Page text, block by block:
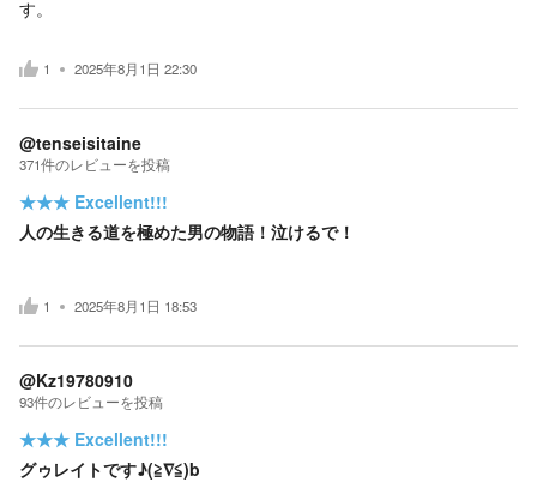
す。
1 2025年8月1日 22:30
@tenseisitaine
371件のレビューを投稿
★★★ Excellent!!!
人の生きる道を極めた男の物語！泣けるで！
1 2025年8月1日 18:53
@Kz19780910
93件のレビューを投稿
★★★ Excellent!!!
グゥレイトです♪(≧∇≦)b